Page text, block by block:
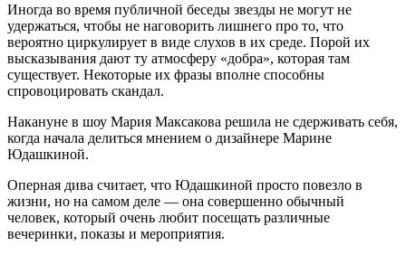
Иногда во время публичной беседы звезды не могут не
удержаться, чтобы не наговорить лишнего про то, что
вероятно циркулирует в виде слухов в их среде. Порой их
высказывания дают ту атмосферу «добра», которая там
существует. Некоторые их фразы вполне способны
спровоцировать скандал.
Накануне в шоу Мария Максакова решила не сдерживать себя,
когда начала делиться мнением о дизайнере Марине
Юдашкиной.
Оперная дива считает, что Юдашкиной просто повезло в
жизни, но на самом деле — она совершенно обычный
человек, который очень любит посещать различные
вечеринки, показы и мероприятия.